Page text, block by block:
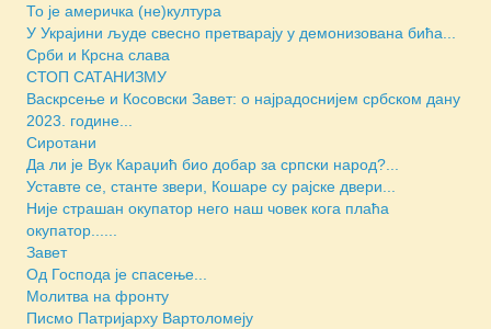
То је америчка (не)култура
У Украјини људе свесно претварају у демонизована бића...
Срби и Крсна слава
СТОП САТАНИЗМУ
Васкрсење и Косовски Завет: о најрадоснијем србском дану
2023. године...
Сиротани
Да ли је Вук Караџић био добар за српски народ?...
Уставте се, станте звери, Кошаре су рајске двери...
Није страшан окупатор него наш човек кога плаћа
окупатор......
Завет
Од Господа је спасење...
Молитва на фронту
Писмо Патријарху Вартоломеју